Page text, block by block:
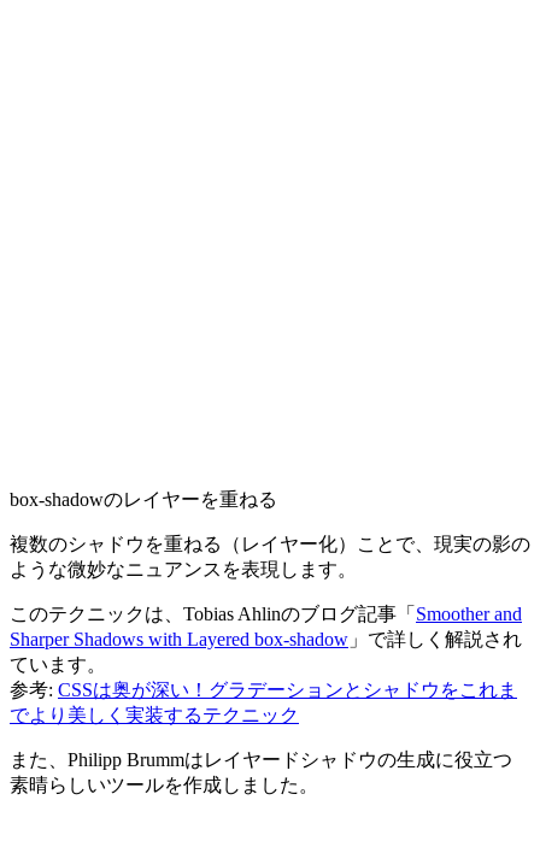
box-shadowのレイヤーを重ねる
複数のシャドウを重ねる（レイヤー化）ことで、現実の影の
ような微妙なニュアンスを表現します。
このテクニックは、Tobias Ahlinのブログ記事「 Smoother and
Sharper Shadows with Layered box-shadow 」で詳しく解説され
ています。
参考: CSSは奥が深い！グラデーションとシャドウをこれま
でより美しく実装するテクニック
また、Philipp Brummはレイヤードシャドウの生成に役立つ
素晴らしいツールを作成しました。